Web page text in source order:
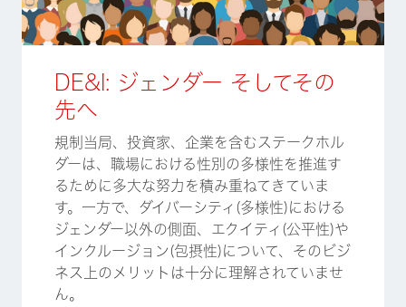
DE&I: ジェンダー そしてその
先へ
規制当局、投資家、企業を含むステークホル
ダーは、職場における性別の多様性を推進す
るために多大な努力を積み重ねてきていま
す。一方で、ダイバーシティ(多様性)における
ジェンダー以外の側面、エクイティ(公平性)や
インクルージョン(包摂性)について、そのビジ
ネス上のメリットは十分に理解されていませ
ん。